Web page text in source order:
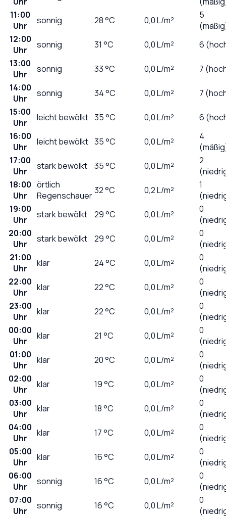
11:00
Uhr
sonnig 28°C 0,0L/m²
5
12:00
Uhr
sonnig 31 °C 0,0L/m²
6
13:00
Uhr
sonnig 33°C 0,0L/m²
7
14:00
Uhr
sonnig 34°C 0,0L/m²
7
15:00
Uhr
leicht bewölkt 35°C 0,0L/m²
6
16:00
Uhr
leicht bewölkt 35°C 0,0L/m²
4
17:00
Uhr
stark bewölkt 35°C 0,0L/m²
2
18:00
Uhr
örtlich
Regenschauer32°C 0,2L/m²
1
19:00
Uhr
stark bewölkt 29°C 0,0L/m²
0
20:00
Uhr
stark bewölkt 29°C 0,0L/m²
0
21:00
Uhr
klar 24°C 0,0L/m²
0
22:00
Uhr
klar 22°C 0,0L/m²
0
23:00
Uhr
klar 22°C 0,0L/m²
0
00:00
Uhr
klar 21 °C 0,0L/m²
0
01:00
Uhr
klar 20°C 0,0L/m²
0
02:00
Uhr
klar 19°C 0,0L/m²
0
03:00
Uhr
klar 18°C 0,0L/m²
0
04:00
Uhr
klar 17°C 0,0L/m²
0
05:00
Uhr
klar 16°C 0,0L/m²
0
06:00
Uhr
sonnig 16°C 0,0L/m²
0
07:00
Uhr
sonnig 16°C 0,0L/m²
0